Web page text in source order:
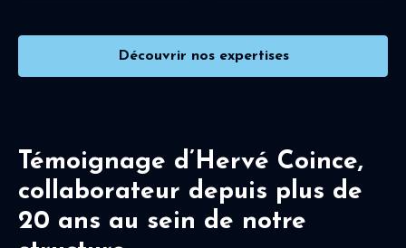
Découvrir nos expertises
Témoignage d’Hervé Coince,
collaborateur depuis plus de
20 ans au sein de notre